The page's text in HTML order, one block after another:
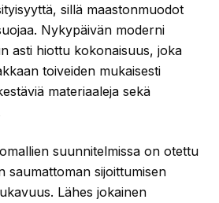
sillä maastonmuodot
Nykypäivän moderni
asti hiottu kokonaisuus, joka
toiveiden mukaisesti
materiaaleja sekä
suunnitelmissa on otettu
saumattoman sijoittumisen
Lähes jokainen